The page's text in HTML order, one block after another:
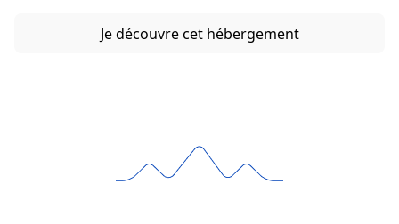
Je découvre cet hébergement